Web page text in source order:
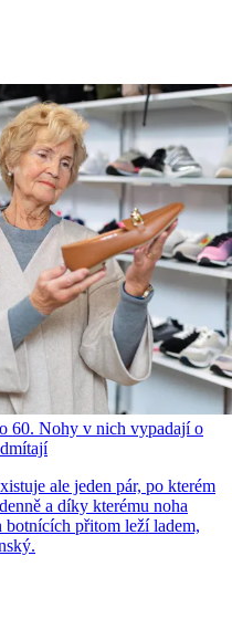
60. Nohy v nich vypadají o
ale jeden pár, po kterém
a díky kterému noha
přitom leží ladem,